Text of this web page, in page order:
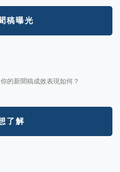
稿曝光
的新聞稿成效表現如何？
了解